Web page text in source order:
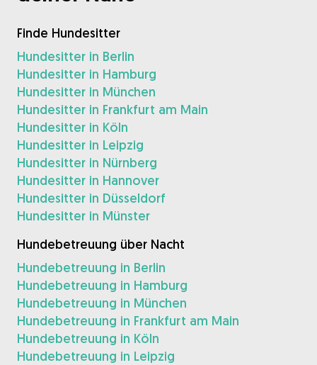
Finde Hundesitter
Hundesitter in Berlin
Hundesitter in Hamburg
Hundesitter in München
Hundesitter in Frankfurt am Main
Hundesitter in Köln
Hundesitter in Leipzig
Hundesitter in Nürnberg
Hundesitter in Hannover
Hundesitter in Düsseldorf
Hundesitter in Münster
Hundebetreuung über Nacht
Hundebetreuung in Berlin
Hundebetreuung in Hamburg
Hundebetreuung in München
Hundebetreuung in Frankfurt am Main
Hundebetreuung in Köln
Hundebetreuung in Leipzig